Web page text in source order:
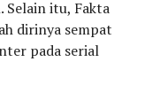
Selain itu, Fakta
dirinya sempat
pada serial